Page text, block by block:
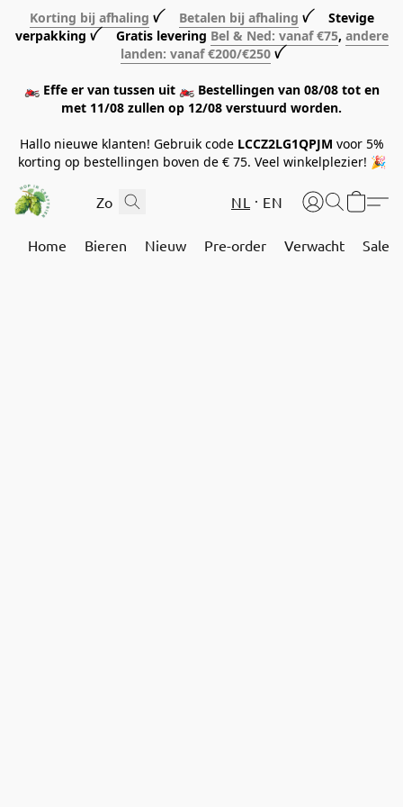
Korting bij afhaling ꪜ Betalen bij afhaling ꪜ Stevige
verpakking ꪜ Gratis levering Bel & Ned: vanaf €75, andere
landen: vanaf €200/€250 ꪜ
🏍️ Effe er van tussen uit 🏍️ Bestellingen van 08/08 tot en
met 11/08 zullen op 12/08 verstuurd worden.
Hallo nieuwe klanten! Gebruik code LCCZ2LG1QPJM voor 5%
korting op bestellingen boven de € 75. Veel winkelplezier! 🎉
NL EN
Home Bieren Nieuw Pre-order Verwacht Sale